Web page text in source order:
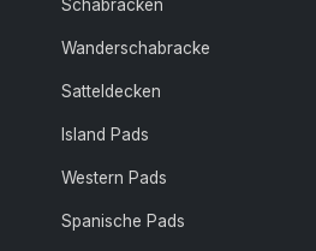
Schabracken
Wanderschabracke
Satteldecken
Island Pads
Western Pads
Spanische Pads